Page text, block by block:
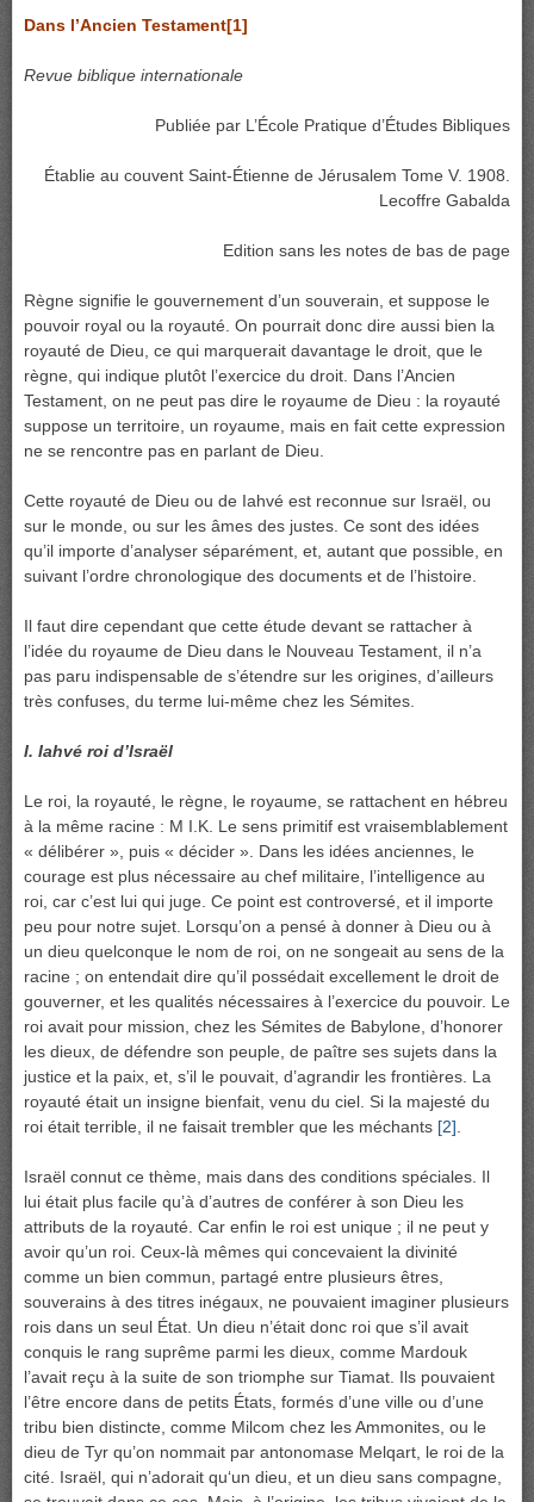
Dans l’Ancien Testament[1]
Revue biblique internationale
Publiée par L’École Pratique d’Études Bibliques
Établie au couvent Saint-Étienne de Jérusalem Tome V. 1908.
Lecoffre Gabalda
Edition sans les notes de bas de page
Règne signifie le gouvernement d’un souverain, et suppose le
pouvoir royal ou la royauté. On pourrait donc dire aussi bien la
royauté de Dieu, ce qui marquerait davantage le droit, que le
règne, qui indique plutôt l’exercice du droit. Dans l’Ancien
Testament, on ne peut pas dire le royaume de Dieu : la royauté
suppose un territoire, un royaume, mais en fait cette expression
ne se rencontre pas en parlant de Dieu.
Cette royauté de Dieu ou de Iahvé est reconnue sur Israël, ou
sur le monde, ou sur les âmes des justes. Ce sont des idées
qu’il importe d’analyser séparément, et, autant que possible, en
suivant l’ordre chronologique des documents et de l’histoire.
Il faut dire cependant que cette étude devant se rattacher à
l’idée du royaume de Dieu dans le Nouveau Testament, il n’a
pas paru indispensable de s’étendre sur les origines, d’ailleurs
très confuses, du terme lui-même chez les Sémites.
I. Iahvé roi d’Israël
Le roi, la royauté, le règne, le royaume, se rattachent en hébreu
à la même racine : M I.K. Le sens primitif est vraisemblablement
« délibérer », puis « décider ». Dans les idées anciennes, le
courage est plus nécessaire au chef militaire, l’intelligence au
roi, car c’est lui qui juge. Ce point est controversé, et il importe
peu pour notre sujet. Lorsqu’on a pensé à donner à Dieu ou à
un dieu quelconque le nom de roi, on ne songeait au sens de la
racine ; on entendait dire qu’il possédait excellement le droit de
gouverner, et les qualités nécessaires à l’exercice du pouvoir. Le
roi avait pour mission, chez les Sémites de Babylone, d’honorer
les dieux, de défendre son peuple, de paître ses sujets dans la
justice et la paix, et, s’il le pouvait, d’agrandir les frontières. La
royauté était un insigne bienfait, venu du ciel. Si la majesté du
roi était terrible, il ne faisait trembler que les méchants [2]
Israël connut ce thème, mais dans des conditions spéciales. Il
lui était plus facile qu’à d’autres de conférer à son Dieu les
attributs de la royauté. Car enfin le roi est unique ; il ne peut y
avoir qu’un roi. Ceux-là mêmes qui concevaient la divinité
comme un bien commun, partagé entre plusieurs êtres,
souverains à des titres inégaux, ne pouvaient imaginer plusieurs
rois dans un seul État. Un dieu n’était donc roi que s’il avait
conquis le rang suprême parmi les dieux, comme Mardouk
l’avait reçu à la suite de son triomphe sur Tiamat. Ils pouvaient
l’être encore dans de petits États, formés d’une ville ou d’une
tribu bien distincte, comme Milcom chez les Ammonites, ou le
dieu de Tyr qu’on nommait par antonomase Melqart, le roi de la
cité. Israël, qui n’adorait qu‘un dieu, et un dieu sans compagne,